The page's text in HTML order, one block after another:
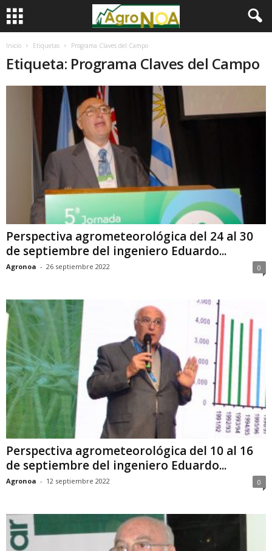
Inicio Etiquetas Programa Claves del Campo
Etiqueta: Programa Claves del Campo
Perspectiva agrometeorológica del 24 al 30
de septiembre del ingeniero Eduardo...
Agronoa - 26 septiembre 2022 0
Perspectiva agrometeorológica del 10 al 16
de septiembre del ingeniero Eduardo...
Agronoa - 12 septiembre 2022 0